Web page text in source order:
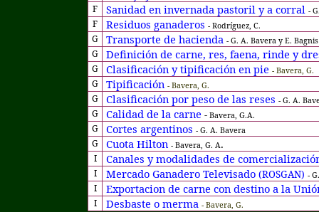
F Sanidad en invernada pastoril y a corral -
F Residuos ganaderos - Rodríguez, C.
G Transporte de hacienda - G. A. Bavera y E. Bagnis
G Definición de carne, res, faena, rinde y
G Clasificación y tipificación en pie - Bavera, G.
G Tipificación - Bavera, G.
G Clasificación por peso de las reses - G. A.
G Calidad de la carne - Bavera, G.A.
G Cortes argentinos - G. A. Bavera
G Cuota Hilton - Bavera, G. A.
I Canales y modalidades de
I Mercado Ganadero Televisado (ROSGAN) -
I Exportacion de carne con destino a la
I Desbaste o merma - Bavera, G.